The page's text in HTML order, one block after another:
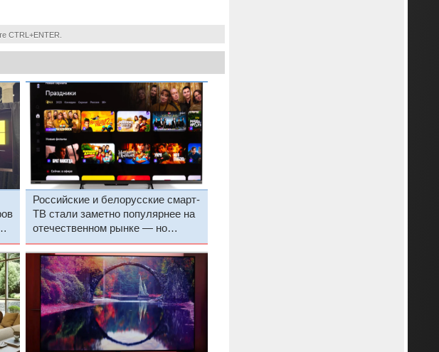
CTRL+ENTER.
Российские и белорусские смарт-
ТВ стали заметно популярнее на
отечественном рынке — но
лидируют китайские бренды